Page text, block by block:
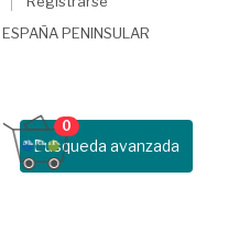
ESPAÑA PENINSULAR
Busqueda avanzada
0